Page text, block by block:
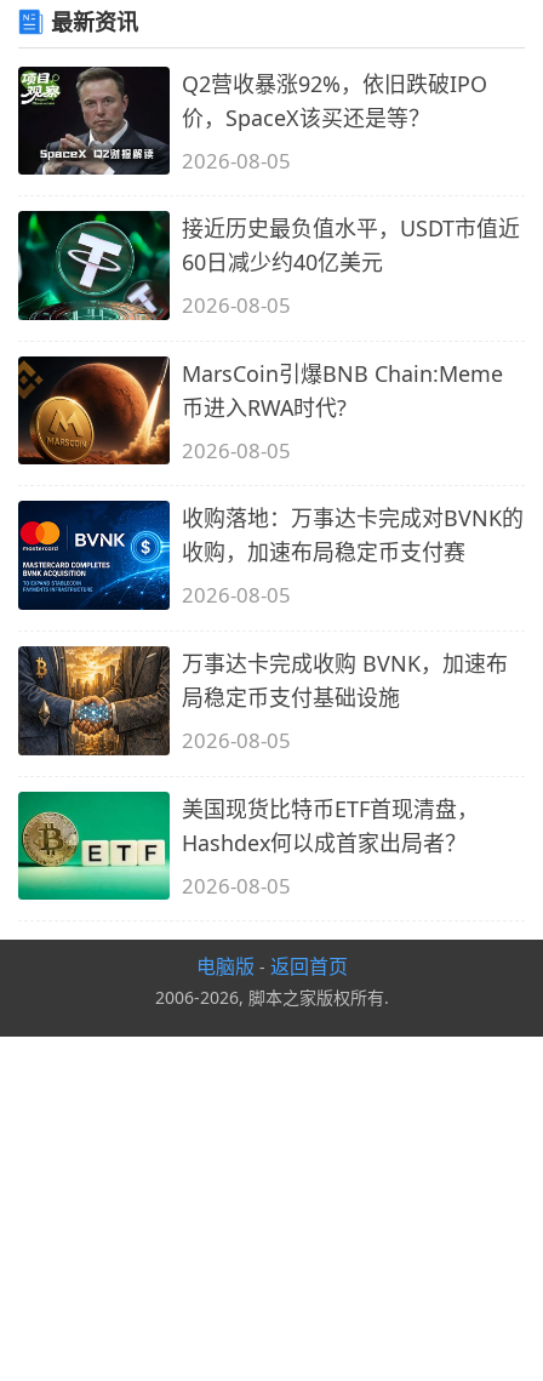
最新资讯
Q2营收暴涨92%，依旧跌破IPO
价，SpaceX该买还是等？
2026-08-05
接近历史最负值水平，USDT市值近
60日减少约40亿美元
2026-08-05
MarsCoin引爆BNB Chain:Meme
币进入RWA时代?
2026-08-05
收购落地：万事达卡完成对BVNK的
收购，加速布局稳定币支付赛
2026-08-05
万事达卡完成收购 BVNK，加速布
局稳定币支付基础设施
2026-08-05
美国现货比特币ETF首现清盘，
Hashdex何以成首家出局者？
2026-08-05
电脑版 - 返回首页
2006-2026, 脚本之家版权所有.